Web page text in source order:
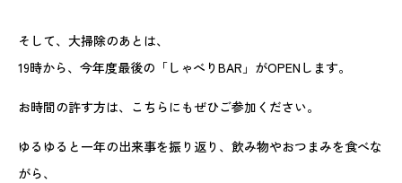
そして、大掃除のあとは、
19時から、今年度最後の「しゃべりBAR」がOPENします。
お時間の許す方は、こちらにもぜひご参加ください。
ゆるゆると一年の出来事を振り返り、飲み物やおつまみを食べな
がら、